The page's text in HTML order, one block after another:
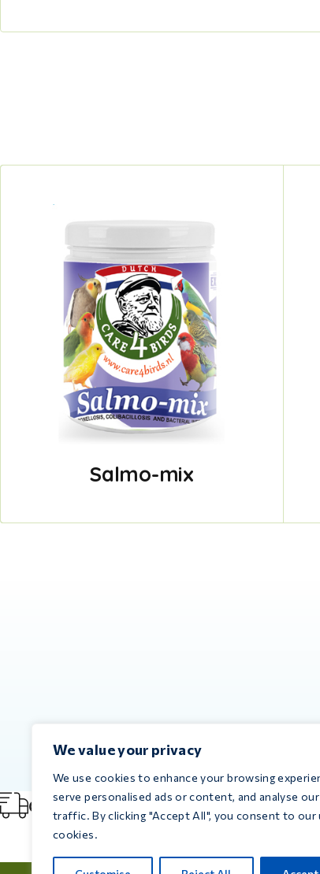
We value your privacy
We use cookies to enhance your browsing
serve personalised ads or content, and analyse our
traffic. By clicking "Accept All", you consent to our
cookies.
Salmo-mix
Consegna immediata